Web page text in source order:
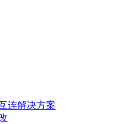
连解决方案